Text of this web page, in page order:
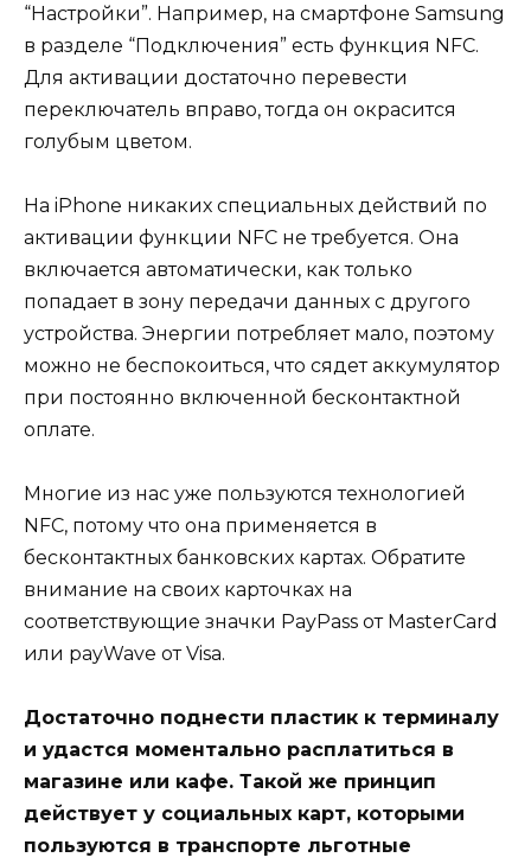
“Настройки”. Например, на смартфоне Samsung
в разделе “Подключения” есть функция NFC.
Для активации достаточно перевести
переключатель вправо, тогда он окрасится
голубым цветом.
На iPhone никаких специальных действий по
активации функции NFC не требуется. Она
включается автоматически, как только
попадает в зону передачи данных с другого
устройства. Энергии потребляет мало, поэтому
можно не беспокоиться, что сядет аккумулятор
при постоянно включенной бесконтактной
оплате.
Многие из нас уже пользуются технологией
NFC, потому что она применяется в
бесконтактных банковских картах. Обратите
внимание на своих карточках на
соответствующие значки PayPass от MasterCard
или payWave от Visa.
Достаточно поднести пластик к терминалу
и удастся моментально расплатиться в
магазине или кафе. Такой же принцип
действует у социальных карт, которыми
пользуются в транспорте льготные